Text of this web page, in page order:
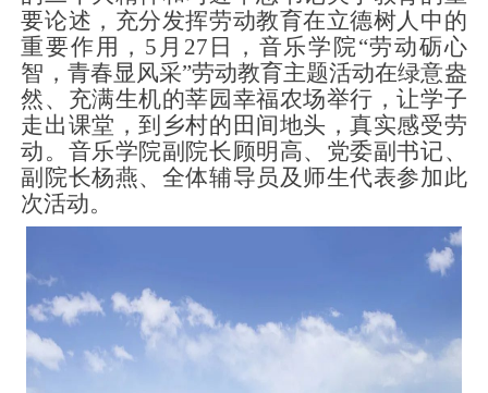
要论述，充分发挥劳动教育在立德树人中的
重要作用， 5 月 27 日，音乐学院“劳动砺心
智，青春显风采”劳动教育主题活动在绿意盎
然、充满生机的莘园幸福农场举行，让学子
走出课堂，到乡村的田间地头，真实感受劳
动。音乐学院副院长顾明高、党委副书记、
副院长杨燕、全体辅导员及师生代表参加此
次活动。